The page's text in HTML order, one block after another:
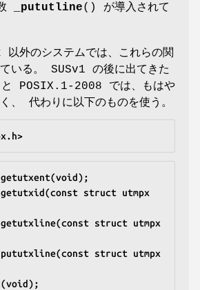
_pututline() が導入されて
外のシステムでは、これらの関
いる。 SUSv1 の後に出てきた
POSIX.1-2008 では、もはや
、 代わりに以下のものを使う。
struct utmpx
struct utmpx
struct utmpx